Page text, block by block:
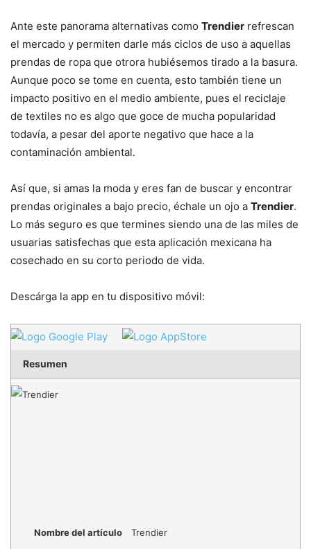
Ante este panorama alternativas como Trendier refrescan
el mercado y permiten darle más ciclos de uso a aquellas
prendas de ropa que otrora hubiésemos tirado a la basura.
Aunque poco se tome en cuenta, esto también tiene un
impacto positivo en el medio ambiente, pues el reciclaje
de textiles no es algo que goce de mucha popularidad
todavía, a pesar del aporte negativo que hace a la
contaminación ambiental.
Así que, si amas la moda y eres fan de buscar y encontrar
prendas originales a bajo precio, échale un ojo a Trendier.
Lo más seguro es que termines siendo una de las miles de
usuarias satisfechas que esta aplicación mexicana ha
cosechado en su corto periodo de vida.
Descárga la app en tu dispositivo móvil:
Resumen
Nombre del artículo Trendier